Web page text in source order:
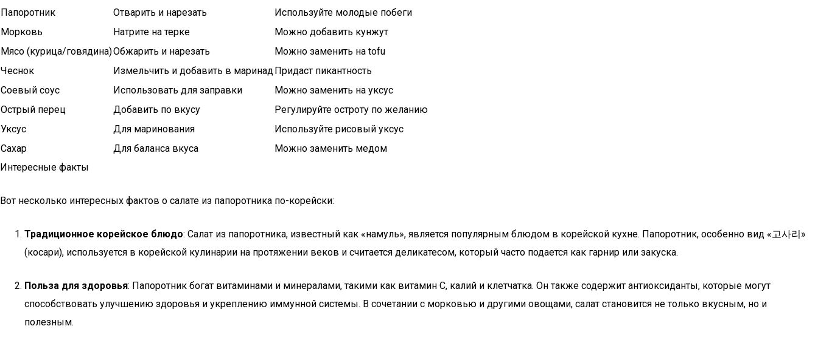
Папоротник
Отварить и нарезать
Используйте молодые побеги
Морковь
Натрите на терке
Можно добавить кунжут
Мясо (курица/говядина)Обжарить и нарезать
Можно заменить на tofu
Чеснок
Измельчить и добавить в маринадПридаст пикантность
Соевый соус
Использовать для заправки
Можно заменить на уксус
Острый перец
Добавить по вкусу
Регулируйте остроту по желанию
Уксус
Для маринования
Используйте рисовый уксус
Сахар
Для баланса вкуса
Можно заменить медом
Интересные факты
Вот несколько интересных фактов о салате из папоротника по-корейски:
Традиционное корейское блюдо: Салат из папоротника, известный как «намуль», является популярным блюдом в корейской кухне. Папоротник, особенно вид «고사리»
(косари), используется в корейской кулинарии на протяжении веков и считается деликатесом, который часто подается как гарнир или закуска.
Польза для здоровья: Папоротник богат витаминами и минералами, такими как витамин C, калий и клетчатка. Он также содержит антиоксиданты, которые могут
способствовать улучшению здоровья и укреплению иммунной системы. В сочетании с морковью и другими овощами, салат становится не только вкусным, но и
полезным.